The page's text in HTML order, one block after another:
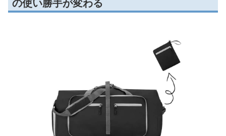
の使い勝手が変わる